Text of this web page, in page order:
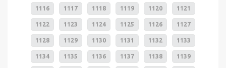
1116 1117 1118 1119 1120 1121
1122 1123 1124 1125 1126 1127
1128 1129 1130 1131 1132 1133
1134 1135 1136 1137 1138 1139